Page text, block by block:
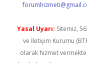
Yasal Uyarı: Sitemiz,
ve İletişim Kurumu
olarak hizmet